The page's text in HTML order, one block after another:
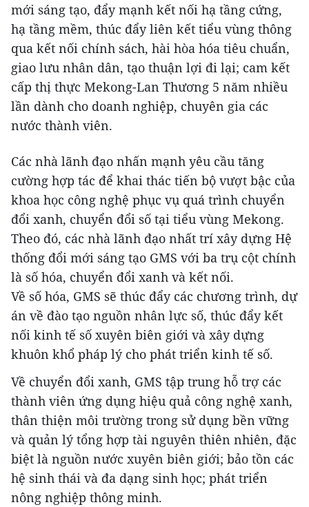
mới sáng tạo, đẩy mạnh kết nối hạ tầng cứng,
hạ tầng mềm, thúc đẩy liên kết tiểu vùng thông
qua kết nối chính sách, hài hòa hóa tiêu chuẩn,
giao lưu nhân dân, tạo thuận lợi đi lại; cam kết
cấp thị thực Mekong-Lan Thương 5 năm nhiều
lần dành cho doanh nghiệp, chuyên gia các
nước thành viên.
Các nhà lãnh đạo nhấn mạnh yêu cầu tăng
cường hợp tác để khai thác tiến bộ vượt bậc của
khoa học công nghệ phục vụ quá trình chuyển
đổi xanh, chuyển đổi số tại tiểu vùng Mekong.
Theo đó, các nhà lãnh đạo nhất trí xây dựng Hệ
thống đổi mới sáng tạo GMS với ba trụ cột chính
là số hóa, chuyển đổi xanh và kết nối.
Về số hóa, GMS sẽ thúc đẩy các chương trình, dự
án về đào tạo nguồn nhân lực số, thúc đẩy kết
nối kinh tế số xuyên biên giới và xây dựng
khuôn khổ pháp lý cho phát triển kinh tế số.
Về chuyển đổi xanh, GMS tập trung hỗ trợ các
thành viên ứng dụng hiệu quả công nghệ xanh,
thân thiện môi trường trong sử dụng bền vững
và quản lý tổng hợp tài nguyên thiên nhiên, đặc
biệt là nguồn nước xuyên biên giới; bảo tồn các
hệ sinh thái và đa dạng sinh học; phát triển
nông nghiệp thông minh.